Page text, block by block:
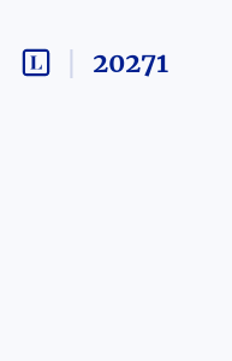
20271